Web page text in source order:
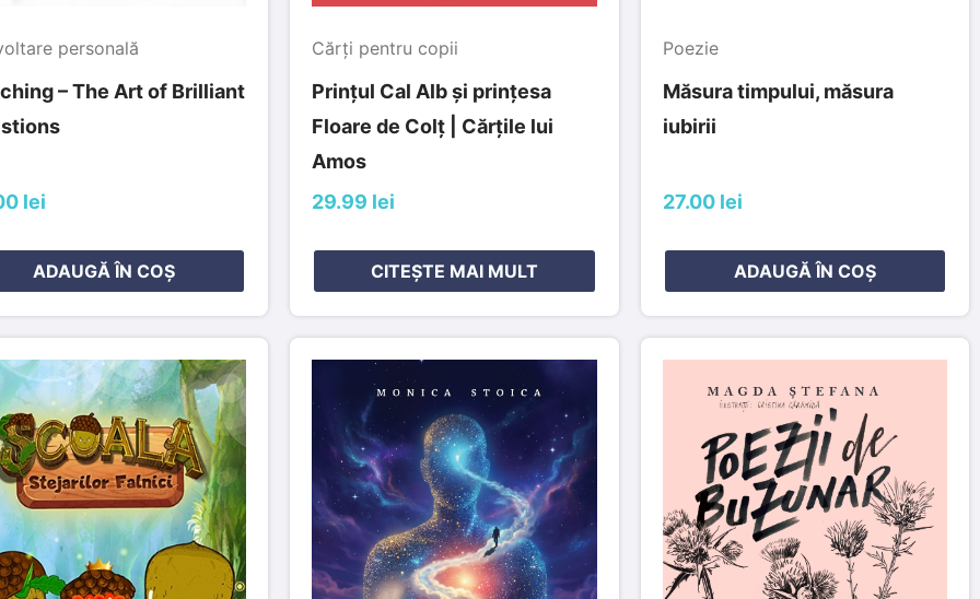
personală
– The Art of Brilliant
lei
ADAUGĂ ÎN COȘ
Cărți pentru copii
Prințul Cal Alb și prințesa
Floare de Colț | Cărțile lui
Amos
29.99 lei
CITEȘTE MAI MULT
Poezie
Măsura timpului, măsura
iubirii
27.00 lei
ADAUGĂ ÎN COȘ